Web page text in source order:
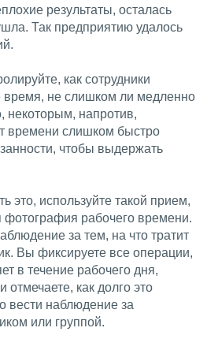
результаты, осталась
Так предприятию удалось
как сотрудники
время, не слишком ли медленно
некоторым, напротив,
времени слишком быстро
чтобы выдержать
это, используйте такой прием,
фотография рабочего времени.
за тем, на что тратит
Вы фиксируете все операции,
в течение рабочего дня,
отмечаете, как долго это
вести наблюдение за
или группой.